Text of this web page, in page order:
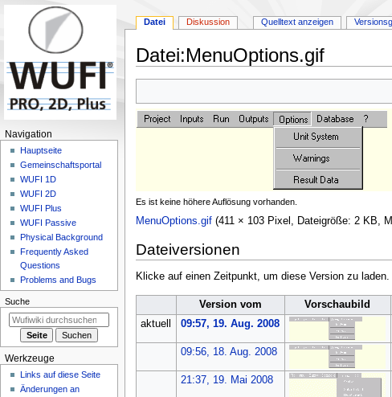
Datei:MenuOptions.gif
springen
springen
Es ist keine höhere Auflösung vorhanden.
MenuOptions.gif (411 × 103 Pixel, Dateigröße: 2 KB,
Dateiversionen
Klicke auf einen Zeitpunkt, um diese Version zu laden.
Version vom Vorschaubild
aktuell
09:57, 19. Aug. 2008
09:56, 18. Aug. 2008
21:37, 19. Mai 2008
N
n
s
m
e
n
Datei Diskussion Quelltext anzeigen
Navigation
Hauptseite
Gemeinschafts­portal
WUFI 1D
WUFI 2D
WUFI Plus
WUFI Passive
Physical Background
Frequently Asked
Questions
Problems and Bugs
Suche
Werkzeuge
Links auf diese Seite
Änderungen an